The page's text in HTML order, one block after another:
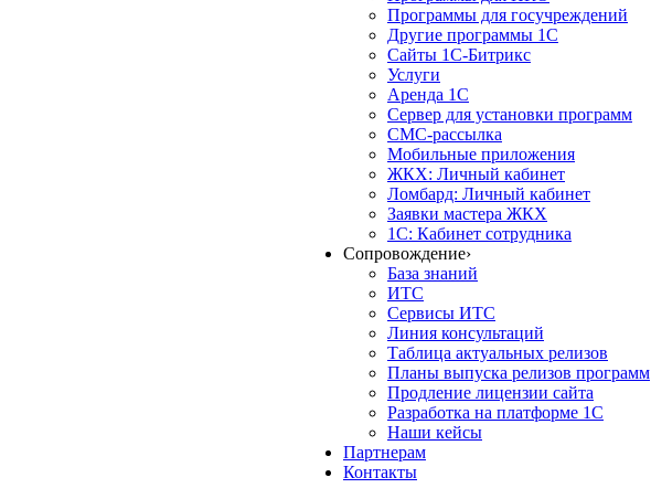
Программы для госучреждений
Другие программы 1С
Сайты 1С-Битрикс
Услуги
Аренда 1С
Сервер для установки программ
СМС-рассылка
Мобильные приложения
ЖКХ: Личный кабинет
Ломбард: Личный кабинет
Заявки мастера ЖКХ
1С: Кабинет сотрудника
Сопровождение›
База знаний
ИТС
Сервисы ИТС
Линия консультаций
Таблица актуальных релизов
Планы выпуска релизов программ
Продление лицензии сайта
Разработка на платформе 1С
Наши кейсы
Партнерам
Контакты